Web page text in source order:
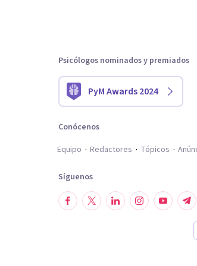
Psicólogos nominados y premiados
PyM Awards 2024
Conócenos
Equipo
Redactores Tópicos
Síguenos